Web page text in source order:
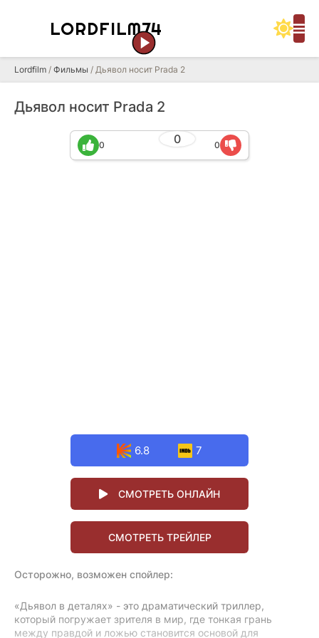
LORDFILM74
Lordfilm / Фильмы / Дьявол носит Prada 2
Дьявол носит Prada 2
0
0 0
6.8 7
СМОТРЕТЬ ОНЛАЙН
СМОТРЕТЬ ТРЕЙЛЕР
Осторожно, возможен спойлер:
«Дьявол в деталях» - это драматический триллер,
который погружает зрителя в мир, где тонкая грань
между правдой и ложью становится основой для